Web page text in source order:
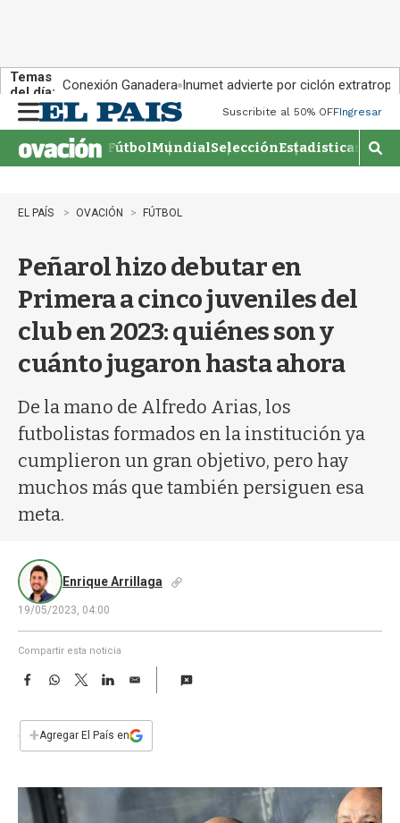
Temas
del día: Conexión Ganadera Inumet advierte por ciclón
n
u
Suscribite al 50% OFFIngresar
FútbolMundialSelecciónEstadisticas
M
o
EL PAÍS OVACIÓN FÚTBOL
Peñarol hizo debutar en
Primera a cinco juveniles del
club en 2023: quiénes son y
cuánto jugaron hasta ahora
De la mano de Alfredo Arias, los
futbolistas formados en la institución ya
cumplieron un gran objetivo, pero hay
muchos más que también persiguen esa
meta.
Enrique Arrillaga
19/05/2023, 04:00
Compartir esta noticia
F
e
b
k
W
s
p
T
w
t
L
n
E
i
l
+Agregar El País en